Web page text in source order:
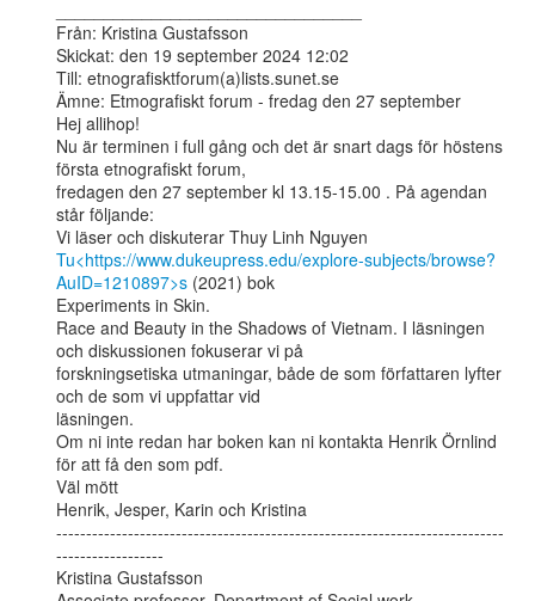
Från: Kristina Gustafsson
Skickat: den 19 september 2024 12:02
Till: etnografisktforum(a)lists.sunet.se
Ämne: Etmografiskt forum - fredag den 27 september
Hej allihop!
Nu är terminen i full gång och det är snart dags för höstens
första etnografiskt forum,
fredagen den 27 september kl 13.15-15.00 . På agendan
står följande:
Tu<https://www.dukeupress.edu/explore-subjects/browse?
AuID=1210897>s (2021) bok
Experiments in Skin.
Race and Beauty in the Shadows of Vietnam. I läsningen
och diskussionen fokuserar vi på
forskningsetiska utmaningar, både de som författaren lyfter
och de som vi uppfattar vid
läsningen.
Om ni inte redan har boken kan ni kontakta Henrik Örnlind
för att få den som pdf.
Väl mött
Henrik, Jesper, Karin och Kristina
---------------------------------------------------------------------------
------------------
Kristina Gustafsson